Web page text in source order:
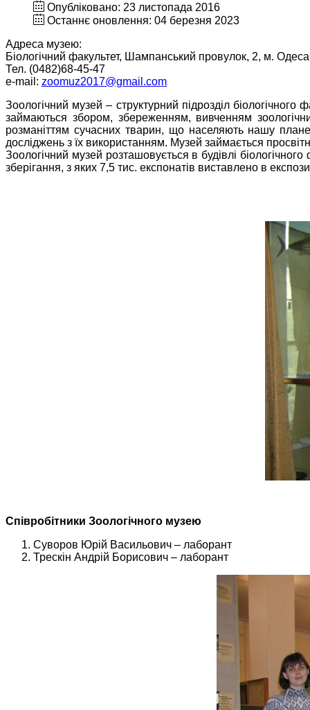
Опубліковано: 23 листопада 2016
Останнє оновлення: 04 березня 2023
Адреса музею:
Біологічний факультет, Шампанський провулок, 2, м.
Тел. (0482)68-45-47
e-mail: zoomuz2017@gmail.com
Зоологічний музей – структурний підрозділ
займаються збором, збереженням, вивченням
розманіттям сучасних тварин, що населяють нашу
досліджень з їх використанням. Музей займається
Зоологічний музей розташовується в будівлі
зберігання, з яких 7,5 тис. експонатів виставлено в
Співробітники Зоологічного музею
Суворов Юрій Васильович – лаборант
Трескін Андрій Борисович – лаборант